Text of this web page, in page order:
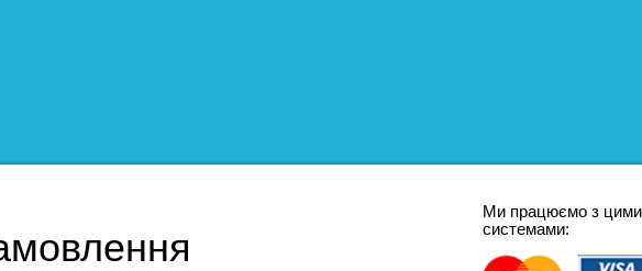
Ми працюємо з цими
системами: